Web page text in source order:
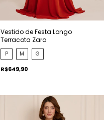
Vestido de Festa Longo
Terracota Zara
P M G
R$649,90